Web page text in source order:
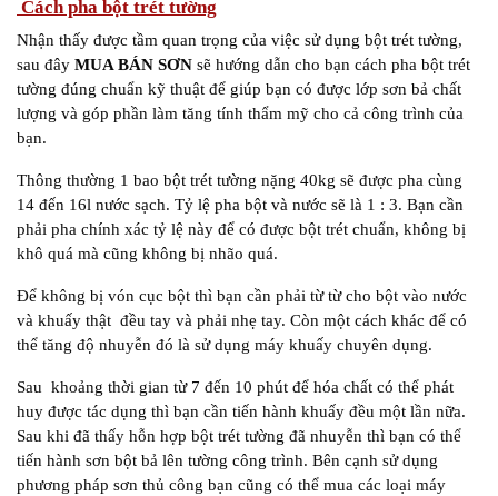
Cách pha bột trét tường
Nhận thấy được tầm quan trọng của việc sử dụng bột trét tường,
sau đây MUA BÁN SƠN sẽ hướng dẫn cho bạn cách pha bột trét
tường đúng chuẩn kỹ thuật để giúp bạn có được lớp sơn bả chất
lượng và góp phần làm tăng tính thẩm mỹ cho cả công trình của
bạn.
Thông thường 1 bao bột trét tường nặng 40kg sẽ được pha cùng
14 đến 16l nước sạch. Tỷ lệ pha bột và nước sẽ là 1 : 3. Bạn cần
phải pha chính xác tỷ lệ này để có được bột trét chuẩn, không bị
khô quá mà cũng không bị nhão quá.
Để không bị vón cục bột thì bạn cần phải từ từ cho bột vào nước
và khuấy thật đều tay và phải nhẹ tay. Còn một cách khác để có
thể tăng độ nhuyễn đó là sử dụng máy khuấy chuyên dụng.
Sau khoảng thời gian từ 7 đến 10 phút để hóa chất có thể phát
huy được tác dụng thì bạn cần tiến hành khuấy đều một lần nữa.
Sau khi đã thấy hỗn hợp bột trét tường đã nhuyễn thì bạn có thể
tiến hành sơn bột bả lên tường công trình. Bên cạnh sử dụng
phương pháp sơn thủ công bạn cũng có thể mua các loại máy